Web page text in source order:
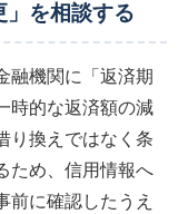
を相談する
融機関に「返済期
時的な返済額の減
り換えではなく条
ため、信用情報へ
前に確認したうえ